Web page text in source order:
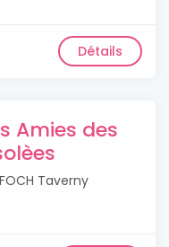
Détails
Amies des
FOCH Taverny